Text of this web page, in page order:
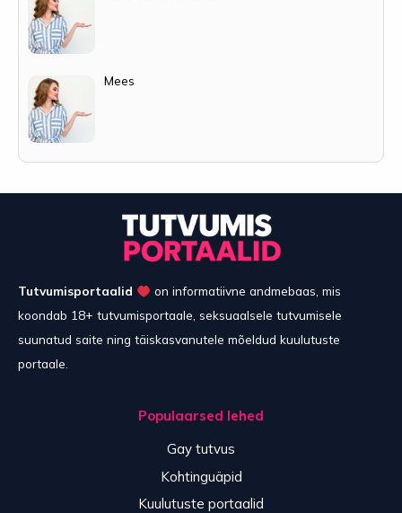
Mees
Tutvumisportaalid
on informatiivne andmebaas, mis
koondab 18+ tutvumisportaale, seksuaalsele tutvumisele
suunatud saite ning täiskasvanutele mõeldud kuulutuste
portaale.
Populaarsed lehed
Gay tutvus
Kohtinguäpid
Kuulutuste portaalid